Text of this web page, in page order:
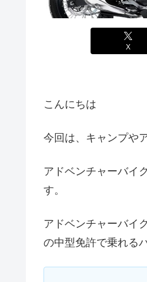
X
こんにちは
今回は、キャンプや
アドベンチャーバイ
す。
アドベンチャーバイ
の中型免許で乗れる